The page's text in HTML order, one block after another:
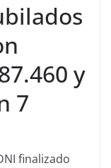
y
7
finalizado